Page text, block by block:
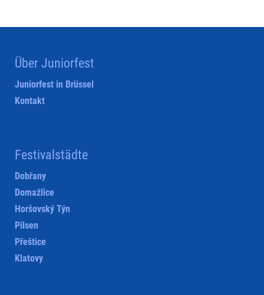
Über Juniorfest
Juniorfest in Brüssel
Kontakt
Festivalstädte
Dobřany
Domažlice
Horšovský Týn
Pilsen
Přeštice
Klatovy